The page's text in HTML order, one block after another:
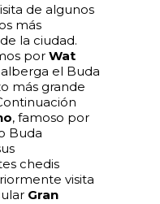
de algunos
más
la ciudad.
porWat
el Buda
más grande
, famoso por
Buda
chedis
visita
Gran